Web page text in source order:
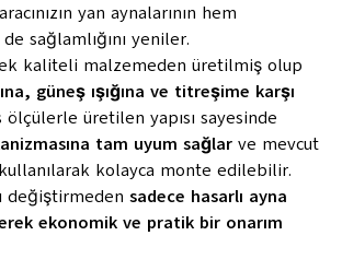
yan aynalarının hem
sağlamlığını yeniler.
kaliteli malzemeden üretilmiş olup
güneş ışığına ve titreşime karşı
ölçülerle üretilen yapısı sayesinde
tam uyum sağlar ve mevcut
kolayca monte edilebilir.
değiştirmeden sadece hasarlı ayna
ekonomik ve pratik bir onarım